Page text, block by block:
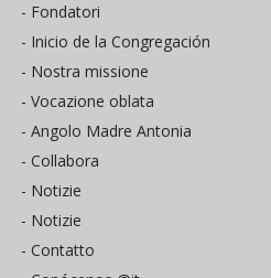
- Fondatori
- Inicio de la Congregación
- Nostra missione
- Vocazione oblata
- Angolo Madre Antonia
- Collabora
- Notizie
- Notizie
- Contatto